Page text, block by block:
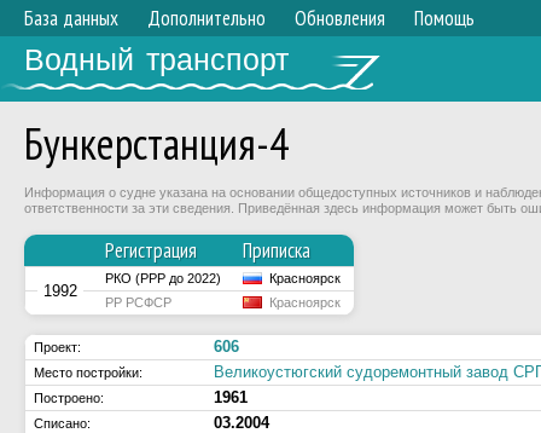
База данных Дополнительно Обновления Помощь
Водный транспорт
Бункерстанция-4
Информация о судне указана на основании общедоступных источников и
ответственности за эти сведения. Приведённая здесь информация может быть
Регистрация Приписка
1992
РКО (РРР до 2022)
Красноярск
РР РСФСР
Красноярск
Проект: 606
Место постройки: Великоустюгский судоремонтный завод
Построено: 1961
Списано: 03.2004